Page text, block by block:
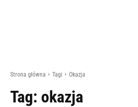
Strona główna Tagi Okazja
Tag: okazja